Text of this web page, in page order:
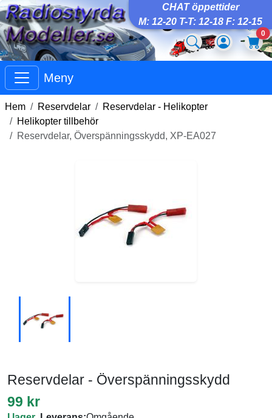
CHAT öppettider
M: 12-20 T-T: 12-18 F: 12-15
0
Meny
Hem Reservdelar
Reservdelar - Helikopter
Helikopter tillbehör
Reservdelar, Överspänningsskydd, XP-EA027
Reservdelar - Överspänningsskydd
99 kr